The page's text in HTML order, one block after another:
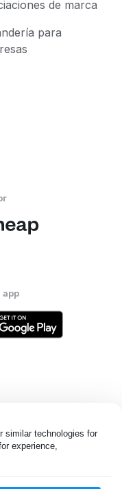
similar technologies for
experience,
de marca
para
app